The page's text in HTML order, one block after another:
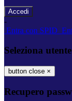
-
Entra con SPID
Seleziona utente
button close ×
Recupero